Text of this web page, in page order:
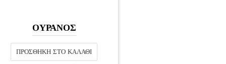
ΟΥΡΑΝΟΣ
ΠΡΟΣΘΉΚΗ ΣΤΟ ΚΑΛΆΘΙ